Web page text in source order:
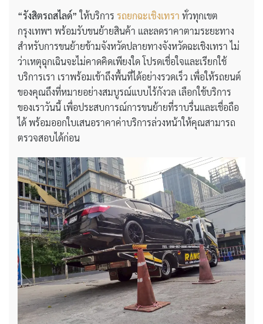
“รังสิตรถสไลด์” ให้บริการ รถยกฉะเชิงเทรา ทั่วทุกเขต
กรุงเทพฯ พร้อมรับขนย้ายสินค้า และลดราคาตามระยะทาง
สำหรับการขนย้ายข้ามจังหวัดปลายทางจังหวัดฉะเชิงเทรา ไม่
ว่าเหตุฉุกเฉินจะไม่คาดคิดเพียงใด โปรดเชื่อใจและเรียกใช้
บริการเรา เราพร้อมเข้าถึงพื้นที่ได้อย่างรวดเร็ว เพื่อให้รถยนต์
ของคุณถึงที่หมายอย่างสมบูรณ์แบบไร้กังวล เลือกใช้บริการ
ของเราวันนี้ เพื่อประสบการณ์การขนย้ายที่ราบรื่นและเชื่อถือ
ได้ พร้อมออกใบเสนอราคาค่าบริการล่วงหน้าให้คุณสามารถ
ตรวจสอบได้ก่อน